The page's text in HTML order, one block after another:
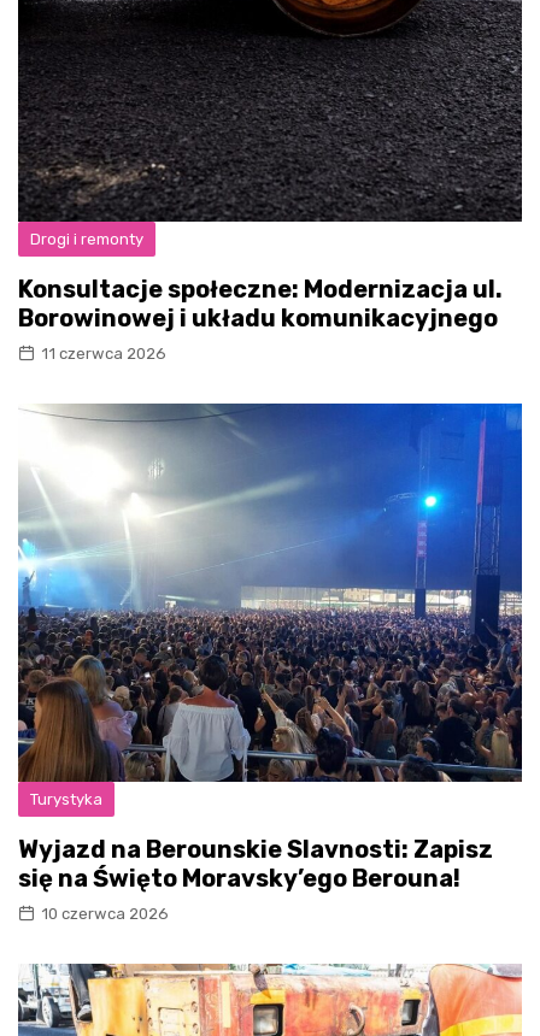
Drogi i remonty
Konsultacje społeczne: Modernizacja ul.
Borowinowej i układu komunikacyjnego
11 czerwca 2026
Turystyka
Wyjazd na Berounskie Slavnosti: Zapisz
się na Święto Moravsky’ego Berouna!
10 czerwca 2026